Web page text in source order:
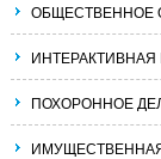
ОБЩЕСТВЕННОЕ
ИНТЕРАКТИВНАЯ
ПОХОРОННОЕ